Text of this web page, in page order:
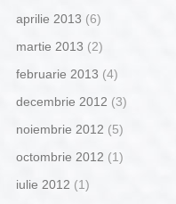
aprilie 2013 (6)
martie 2013 (2)
februarie 2013 (4)
decembrie 2012 (3)
noiembrie 2012 (5)
octombrie 2012 (1)
iulie 2012 (1)